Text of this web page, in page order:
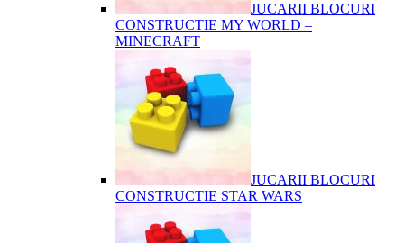
JUCARII BLOCURI
CONSTRUCTIE MY WORLD –
MINECRAFT
JUCARII BLOCURI
CONSTRUCTIE STAR WARS